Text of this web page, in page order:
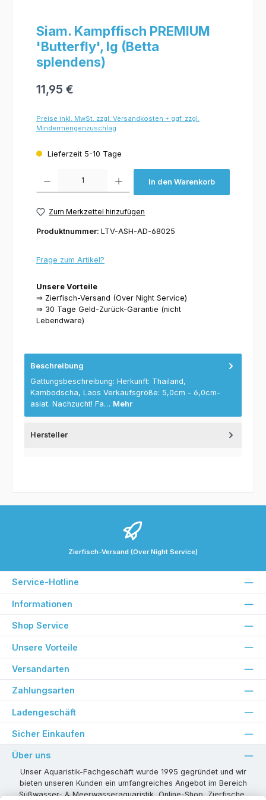
Siam. Kampffisch PREMIUM
'Butterfly', lg (Betta
splendens)
11,95 €
Preise inkl. MwSt. zzgl. Versandkosten + ggf. zzgl.
Mindermengenzuschlag
Lieferzeit 5-10 Tage
In den Warenkorb
Zum Merkzettel hinzufügen
Produktnummer: LTV-ASH-AD-68025
Frage zum Artikel?
Unsere Vorteile
⇒ Zierfisch-Versand (Over Night Service)
⇒ 30 Tage Geld-Zurück-Garantie (nicht
Lebendware)
Beschreibung
Gattungsbeschreibung: Herkunft: Thailand,
Kambodscha, Laos Verkaufsgröße: 5,0cm - 6,0cm-
asiat. Nachzucht! Fa… Mehr
Hersteller
Zierfisch-Versand (Over Night Service)
Service-Hotline
Informationen
Shop Service
Unsere Vorteile
Versandarten
Zahlungsarten
Ladengeschäft
Sicher Einkaufen
Über uns
Unser Aquaristik-Fachgeschäft wurde 1995 gegründet und wir
bieten unseren Kunden ein umfangreiches Angebot im Bereich
Süßwasser- & Meerwasseraquaristik, Online-Shop, Zierfische,